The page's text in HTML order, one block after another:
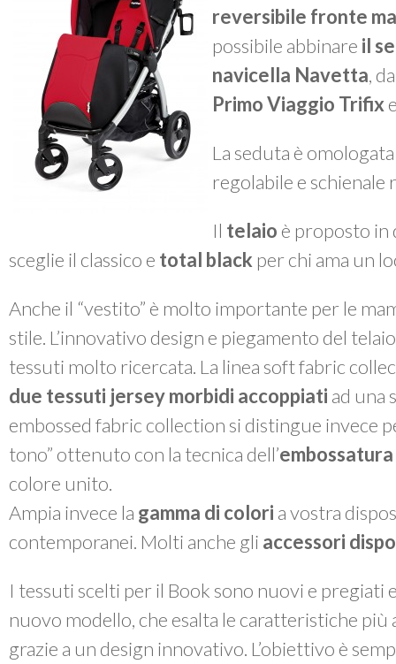
reversibile fronte
possibile abbinare il
navicella Navetta,
Primo Viaggio Trifix
La seduta è
regolabile e schienale
Il telaio è proposto
sceglie il classico e total black per chi ama un
Anche il “vestito” è molto importante per le
stile. L’innovativo design e piegamento del
tessuti molto ricercata. La linea soft fabric
due tessuti jersey morbidi accoppiati ad una
embossed fabric collection si distingue invece
tono” ottenuto con la tecnica dell’embossatura
colore unito.
Ampia invece la gamma di colori a vostra
contemporanei. Molti anche gli accessori
I tessuti scelti per il Book sono nuovi e pregiati
nuovo modello, che esalta le caratteristiche
grazie a un design innovativo. L’obiettivo è